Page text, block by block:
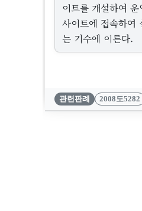
이트를 개설하여
사이트에 접속하여
는 기수에 이른다.
관련판례 2008도5282